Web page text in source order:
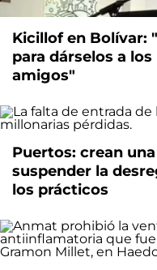
Kicillof en Bolívar:
para dárselos a
amigos"
Puertos: crean
suspender la
los prácticos